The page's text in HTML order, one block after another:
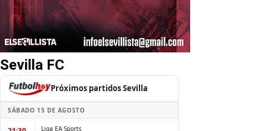
Sevilla FC